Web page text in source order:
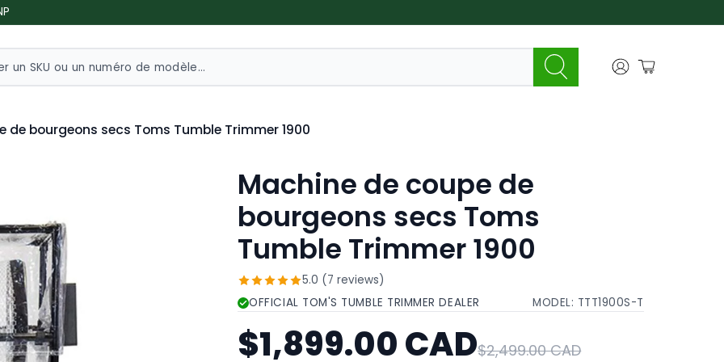
de bourgeons secs Toms Tumble Trimmer 1900
Machine de coupe de
bourgeons secs Toms
Tumble Trimmer 1900
5.0 (7 reviews)
OFFICIAL TOM'S TUMBLE TRIMMER DEALER
MODEL: TTT1900S-T
$1,899.00 CAD$2,499.00 CAD